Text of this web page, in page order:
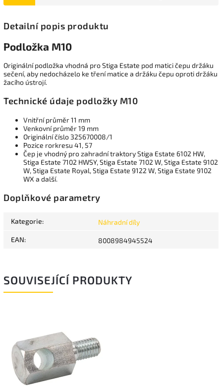
Detailní popis produktu
Podložka M10
Originální podložka vhodná pro Stiga Estate pod matici čepu držáku
sečení, aby nedocházelo ke tření matice a držáku čepu oproti držáku
žacího ústrojí.
Technické údaje podložky M10
Vnitřní průměr 11 mm
Venkovní průměr 19 mm
Originální číslo 325670008/1
Pozice rorkresu 41, 57
Čep je vhodný pro zahradní traktory Stiga Estate 6102 HW,
Stiga Estate 7102 HWSY, Stiga Estate 7102 W, Stiga Estate 9102
W, Stiga Estate Royal, Stiga Estate 9122 W, Stiga Estate 9102
WX a další.
Doplňkové parametry
Kategorie: Náhradní díly
EAN: 8008984945524
SOUVISEJÍCÍ PRODUKTY